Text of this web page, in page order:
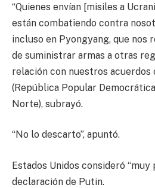
“Quienes envían [misiles a
están combatiendo contra
incluso en Pyongyang, que nos
de suministrar armas a otras
relación con nuestros acuerdos
(República Popular
Norte), subrayó.
“No lo descarto”, apuntó.
Estados Unidos consideró “muy
declaración de Putin.